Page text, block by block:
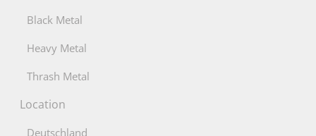
Black Metal
Heavy Metal
Thrash Metal
Location
Deutschland